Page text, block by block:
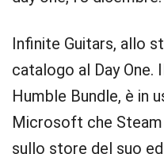
Infinite Guitars, allo
catalogo al Day
Humble Bundle, è in
Microsoft che
sullo store del suo